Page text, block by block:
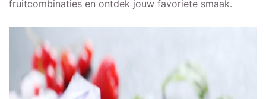
fruitcombinaties en ontdek jouw favoriete smaak.